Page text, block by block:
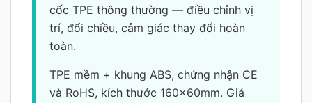
cốc TPE thông thường — điều chỉnh vị
trí, đổi chiều, cảm giác thay đổi hoàn
toàn.
TPE mềm + khung ABS, chứng nhận CE
và RoHS, kích thước 160×60mm. Giá